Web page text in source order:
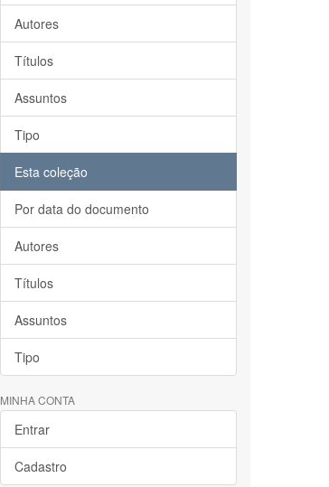
Autores
Títulos
Assuntos
Tipo
Esta coleção
Por data do documento
Autores
Títulos
Assuntos
Tipo
MINHA CONTA
Entrar
Cadastro